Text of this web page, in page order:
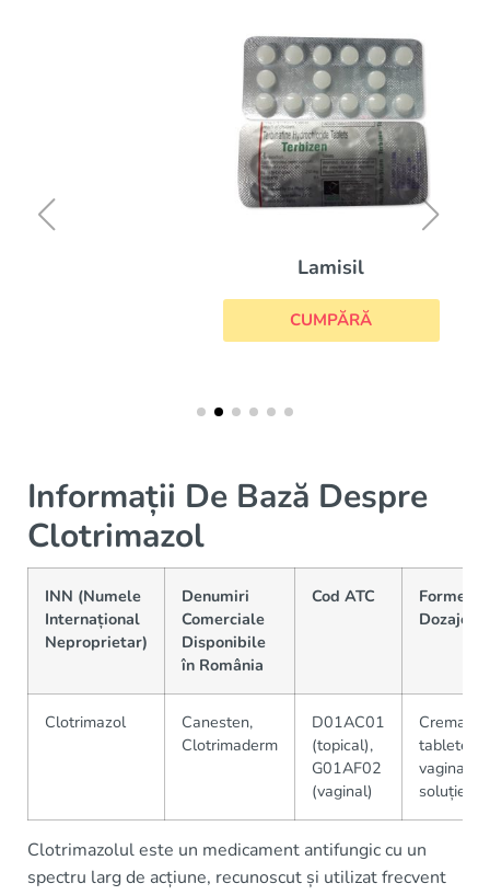
Informații De Bază Despre
Clotrimazol
INN (Numele
Internațional
Neproprietar)
Denumiri
Comerciale
Disponibile
în România
Cod ATC
Forme &
Dozaje
Clotrimazol
Canesten,
Clotrimaderm
D01AC01
(topical),
G01AF02
(vaginal)
Crema,
tablete
vaginale,
soluție
Clotrimazolul este un medicament antifungic cu un
spectru larg de acțiune, recunoscut și utilizat frecvent